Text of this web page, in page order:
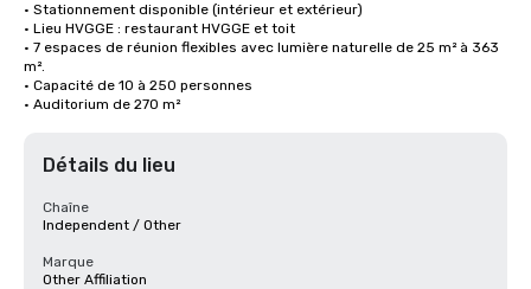
• Stationnement disponible (intérieur et extérieur)
• Lieu HVGGE : restaurant HVGGE et toit
• 7 espaces de réunion flexibles avec lumière naturelle de 25 m² à 363
m².
• Capacité de 10 à 250 personnes
• Auditorium de 270 m²
Détails du lieu
Chaîne
Independent / Other
Marque
Other Affiliation